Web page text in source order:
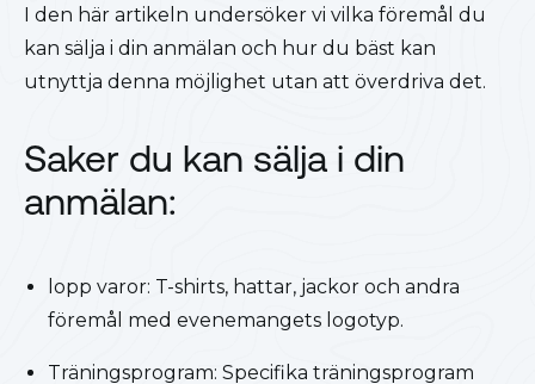
I den här artikeln undersöker vi vilka föremål du
kan sälja i din anmälan och hur du bäst kan
utnyttja denna möjlighet utan att överdriva det.
Saker du kan sälja i din
anmälan:
lopp varor: T-shirts, hattar, jackor och andra
föremål med evenemangets logotyp.
Träningsprogram: Specifika träningsprogram